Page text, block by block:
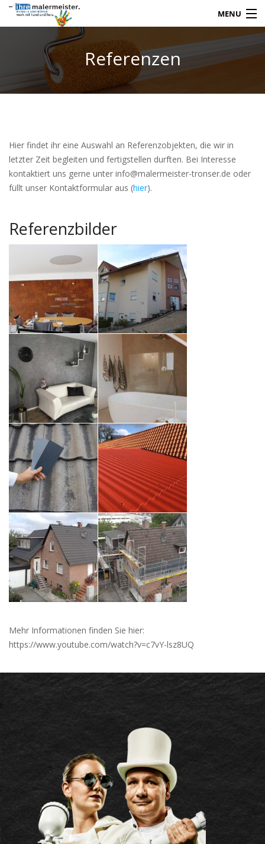
MENU
REFERENZEN
KARRIERE
KONTAKT
Referenzen
Hier findet ihr eine Auswahl an Referenzobjekten, die wir in
letzter Zeit begleiten und fertigstellen durften. Bei Interesse
kontaktiert uns gerne unter info@malermeister-tronser.de oder
füllt unser Kontaktformular aus (hier).
Referenzbilder
Mehr Informationen finden Sie hier:
https://www.youtube.com/watch?v=c7vY-lsz8UQ